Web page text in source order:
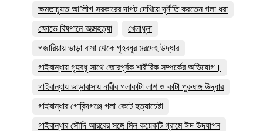
ক্ষমতাচ্যুত আ’লীগ সরকারের দাপট দেখিয়ে দূর্নীতি করতেন গলা ধরা
ক্ষোভে বিষপানে আত্মহত্যা
খেলাধুলা
গজারিয়ায় ভাড়া বাসা থেকে গৃহবধূর মরদেহ উদ্ধার
গাইবান্ধায় গৃহবধূ সাথে জোরপূর্বক শারীরিক সম্পর্কের অভিযোগ।
গাইবান্ধায় ভাড়াবাসায় নারীর গলাকাটা লাশ ও কাটা পুরুষাঙ্গ উদ্ধার
গাইবান্ধার গোবিন্দগঞ্জে গলা কেটে হত্যাচেষ্টা
গাইবান্ধার সৌদি আরবের সঙ্গে মিল কয়েকটি গ্রামে ঈদ উদযাপন